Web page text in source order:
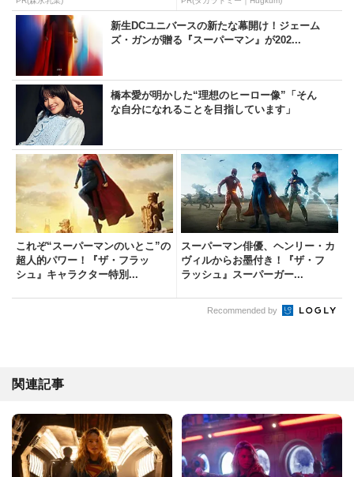
新生DCユニバースの新たな幕開け！ジェーム
ズ・ガンが贈る『スーパーマン』が202...
橋本愛が明かした“理想のヒーロー像”「そん
な自分になれることを目指しています」
これぞ“スーパーマンのいとこ”の
超人的パワー！『ザ・フラッ
シュ』キャラクター特別...
スーパーマン俳優、ヘンリー・カ
ヴィルからお墨付き！『ザ・フ
ラッシュ』スーパーガー...
Recommended by
関連記事